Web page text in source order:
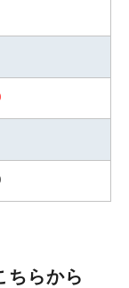
ちらから